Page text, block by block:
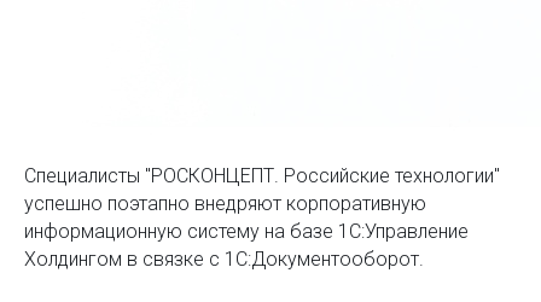
Специалисты "РОСКОНЦЕПТ. Российские технологии"
успешно поэтапно внедряют корпоративную
информационную систему на базе 1С:Управление
Холдингом в связке с 1С:Документооборот.